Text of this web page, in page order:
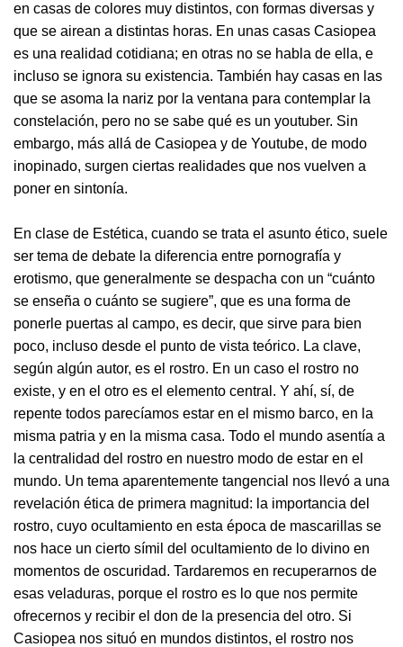
en casas de colores muy distintos, con formas diversas y
que se airean a distintas horas. En unas casas Casiopea
es una realidad cotidiana; en otras no se habla de ella, e
incluso se ignora su existencia. También hay casas en las
que se asoma la nariz por la ventana para contemplar la
constelación, pero no se sabe qué es un youtuber. Sin
embargo, más allá de Casiopea y de Youtube, de modo
inopinado, surgen ciertas realidades que nos vuelven a
poner en sintonía.
En clase de Estética, cuando se trata el asunto ético, suele
ser tema de debate la diferencia entre pornografía y
erotismo, que generalmente se despacha con un “cuánto
se enseña o cuánto se sugiere”, que es una forma de
ponerle puertas al campo, es decir, que sirve para bien
poco, incluso desde el punto de vista teórico. La clave,
según algún autor, es el rostro. En un caso el rostro no
existe, y en el otro es el elemento central. Y ahí, sí, de
repente todos parecíamos estar en el mismo barco, en la
misma patria y en la misma casa. Todo el mundo asentía a
la centralidad del rostro en nuestro modo de estar en el
mundo. Un tema aparentemente tangencial nos llevó a una
revelación ética de primera magnitud: la importancia del
rostro, cuyo ocultamiento en esta época de mascarillas se
nos hace un cierto símil del ocultamiento de lo divino en
momentos de oscuridad. Tardaremos en recuperarnos de
esas veladuras, porque el rostro es lo que nos permite
ofrecernos y recibir el don de la presencia del otro. Si
Casiopea nos situó en mundos distintos, el rostro nos